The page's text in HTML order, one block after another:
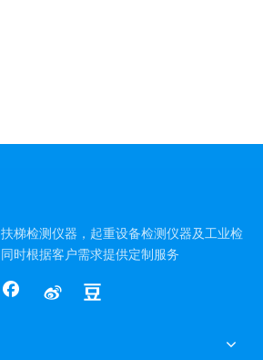
梯检测仪器，起重设备检测仪器及工业检
时根据客户需求提供定制服务